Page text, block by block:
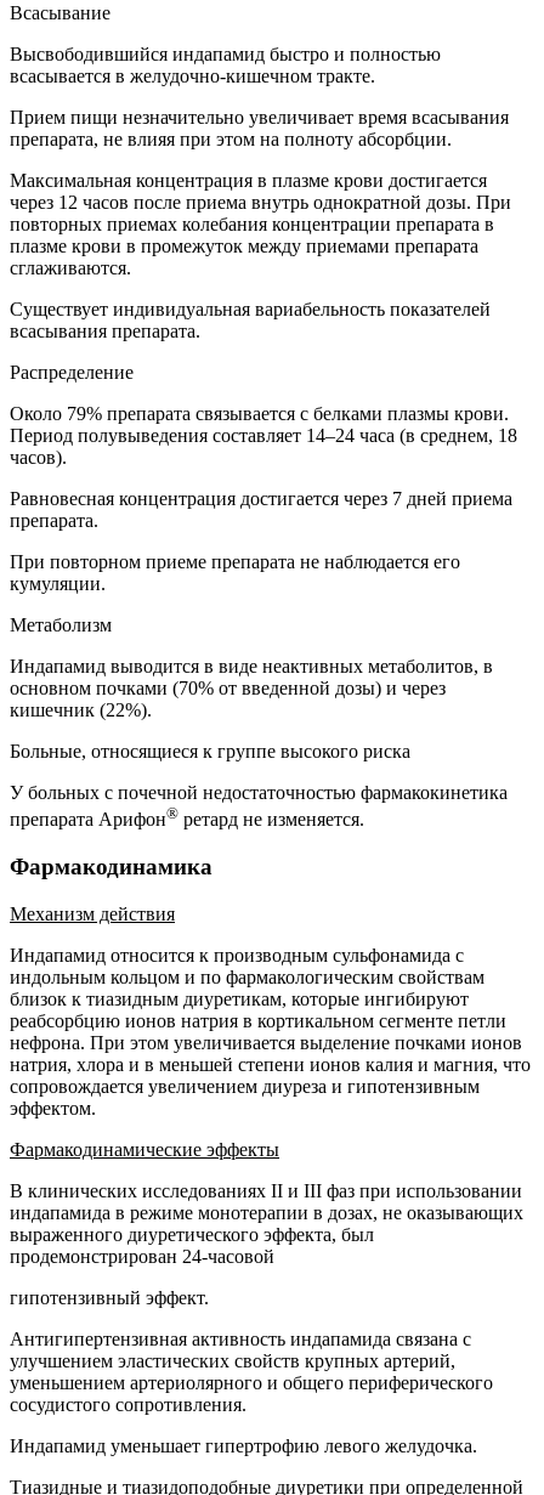
Всасывание
Высвободившийся индапамид быстро и полностью
всасывается в желудочно-кишечном тракте.
Прием пищи незначительно увеличивает время всасывания
препарата, не влияя при этом на полноту абсорбции.
Максимальная концентрация в плазме крови достигается
через 12 часов после приема внутрь однократной дозы. При
повторных приемах колебания концентрации препарата в
плазме крови в промежуток между приемами препарата
сглаживаются.
Существует индивидуальная вариабельность показателей
всасывания препарата.
Распределение
Около 79% препарата связывается с белками плазмы крови.
Период полувыведения составляет 14–24 часа (в среднем, 18
часов).
Равновесная концентрация достигается через 7 дней приема
препарата.
При повторном приеме препарата не наблюдается его
кумуляции.
Метаболизм
Индапамид выводится в виде неактивных метаболитов, в
основном почками (70% от введенной дозы) и через
кишечник (22%).
Больные, относящиеся к группе высокого риска
У больных с почечной недостаточностью фармакокинетика
препарата Арифон® ретард не изменяется.
Фармакодинамика
Механизм действия
Индапамид относится к производным сульфонамида с
индольным кольцом и по фармакологическим свойствам
близок к тиазидным диуретикам, которые ингибируют
реабсорбцию ионов натрия в кортикальном сегменте петли
нефрона. При этом увеличивается выделение почками ионов
натрия, хлора и в меньшей степени ионов калия и магния, что
сопровождается увеличением диуреза и гипотензивным
эффектом.
Фармакодинамические эффекты
В клинических исследованиях II и III фаз при использовании
индапамида в режиме монотерапии в дозах, не оказывающих
выраженного диуретического эффекта, был
продемонстрирован 24-часовой
гипотензивный эффект.
Антигипертензивная активность индапамида связана с
улучшением эластических свойств крупных артерий,
уменьшением артериолярного и общего периферического
сосудистого сопротивления.
Индапамид уменьшает гипертрофию левого желудочка.
Тиазидные и тиазидоподобные диуретики при определенной